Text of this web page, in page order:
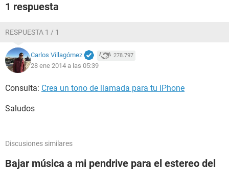
1 respuesta
RESPUESTA 1 / 1
Carlos Villagómez 278.797
28 ene 2014 a las 05:39
Consulta: Crea un tono de llamada para tu iPhone
Saludos
Discusiones similares
Bajar música a mi pendrive para el estereo del